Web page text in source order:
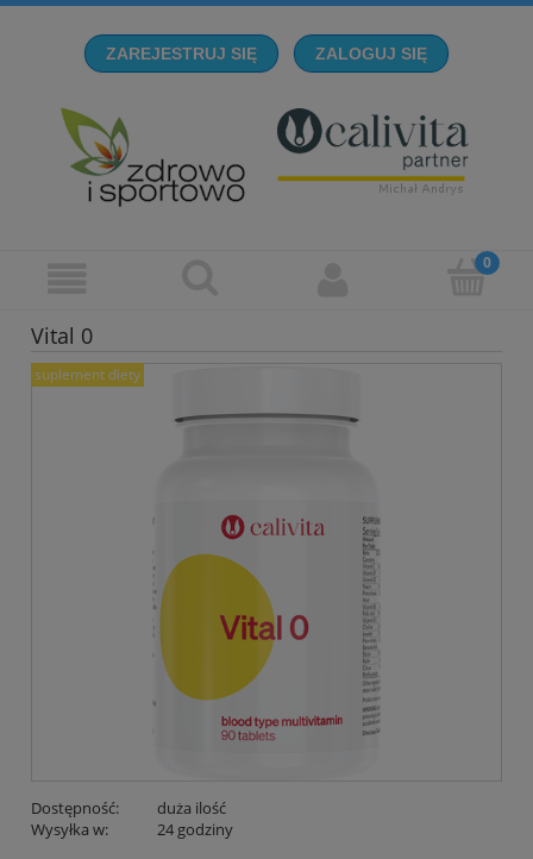
ZAREJESTRUJ SIĘ ZALOGUJ SIĘ
Vital 0
suplement diety
Dostępność:
duża ilość
Wysyłka w:
24 godziny